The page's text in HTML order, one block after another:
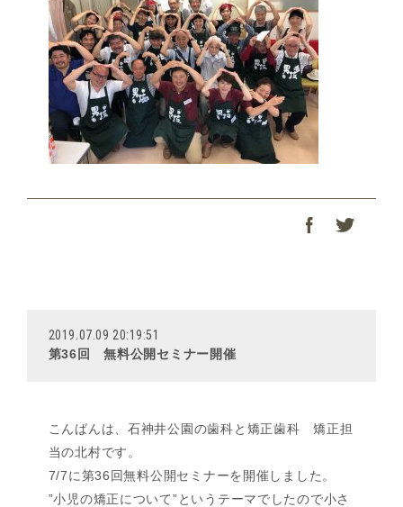
2019.07.09 20:19:51
第36回 無料公開セミナー開催
こんばんは、石神井公園の歯科と矯正歯科 矯正担
当の北村です。
7/7に第36回無料公開セミナーを開催しました。
”小児の矯正について”というテーマでしたので小さ